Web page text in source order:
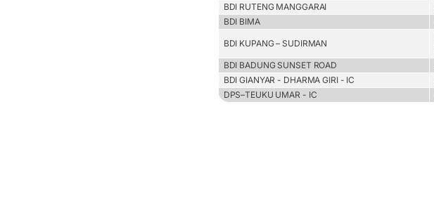
BDI RUTENG MANGGARAI
BDI BIMA
BDI KUPANG – SUDIRMAN
BDI BADUNG SUNSET ROAD
BDI GIANYAR - DHARMA GIRI - IC
DPS–TEUKU UMAR - IC